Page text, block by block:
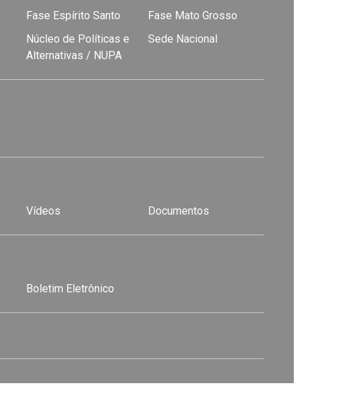
Fase Espírito Santo
Fase Mato Grosso
Núcleo de Políticas e
Alternativas / NUPA
Sede Nacional
Vídeos Documentos
Boletim Eletrônico